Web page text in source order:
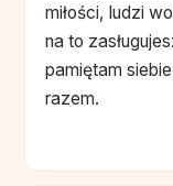
miłości, ludzi
na to
pamiętam
razem.